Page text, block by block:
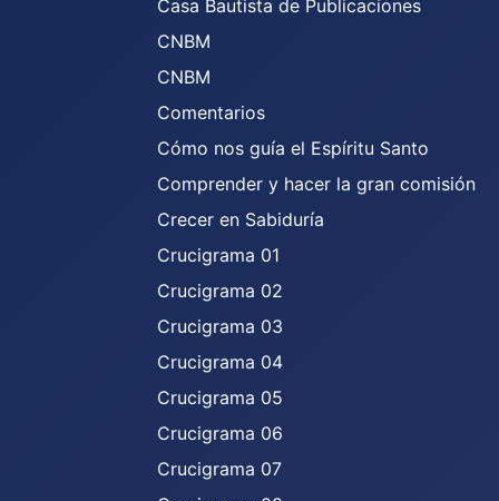
Casa Bautista de Publicaciones
CNBM
CNBM
Comentarios
Cómo nos guía el Espíritu Santo
Comprender y hacer la gran comisión
Crecer en Sabiduría
Crucigrama 01
Crucigrama 02
Crucigrama 03
Crucigrama 04
Crucigrama 05
Crucigrama 06
Crucigrama 07